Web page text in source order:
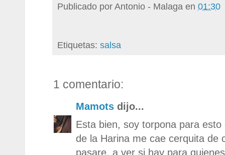
Publicado porAntonio - Malaga en 01:30
Etiquetas: salsa
1 comentario:
Mamots dijo...
Esta bien, soy torpona para
de la Harina me cae cerquita de
pasare, a ver si hay para